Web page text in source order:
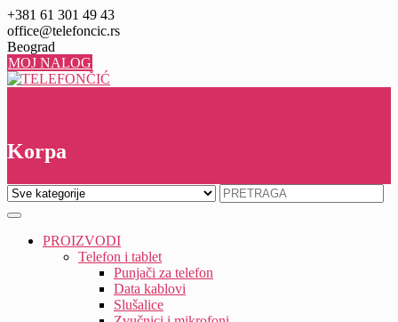
Skip
to
content
+381 61 301 49 43
office@telefoncic.rs
Beograd
MOJ NALOG
Korpa
PROIZVODI
Telefon i tablet
Punjači za telefon
Data kablovi
Slušalice